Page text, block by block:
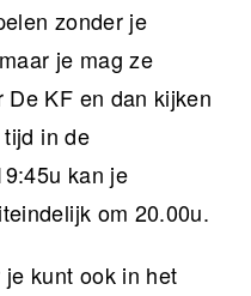
zonder je
je mag ze
KF en dan kijken
in de
kan je
om 20.00u.
kunt ook in het